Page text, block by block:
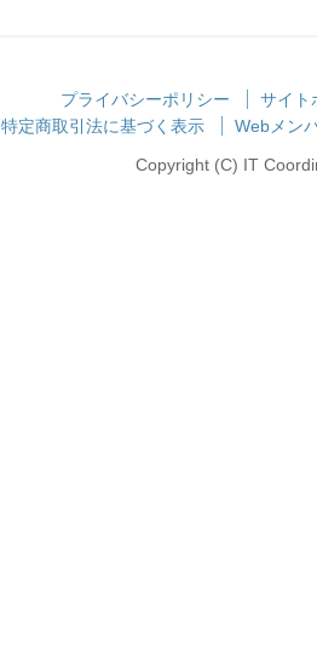
プライバシーポリシー
サイト
特定商取引法に基づく表示
Webメン
Copyright (C) IT